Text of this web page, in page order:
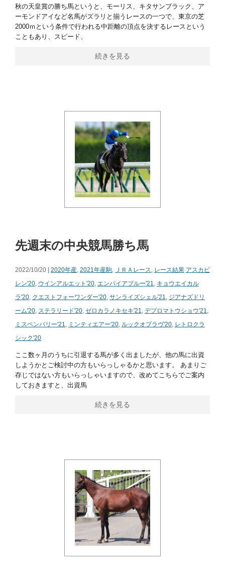
秋の天皇賞の勝ち馬というと、モーリス、キタサンブラック、ア
ーモンドアイなど名馬がズラリと揃うレースの一つで、東京の芝
2000ｍという条件で行われる中距離の頂点を決するレースという
こともあり、スピード、
続きを見る
先週末の中央競馬勝ち馬
2022/10/20 | 2020年産 2021年産駒 ＪＲＡレース レース結果 アスカビ
レン'20 ウインアルエット'20 エンパイアブルー'21
キョウエイカル
ラ'20 クエストフォーワンダー'20 サンライズシェル'21
ジアナズドリ
ーム'20 ステラリード'20 ゼロカラノキセキ'21 デプロマトウショウ'21
ミスペンバリー'21
ミンティエアー'20 ルックオブラヴ'20 レトロクラ
シック'20
ここ数ヶ月のうちに引退する馬が多く出ましたが、他の馬に出資
しようかとご検討中の方もいらっしゃるかと思います。 あまりご
存じではない方もいらっしゃいますので、改めてこちらでご案内
しておきますと、出資馬
続きを見る